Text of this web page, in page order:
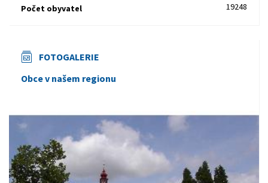
Počet obyvatel 19248
FOTOGALERIE
Obce v našem regionu